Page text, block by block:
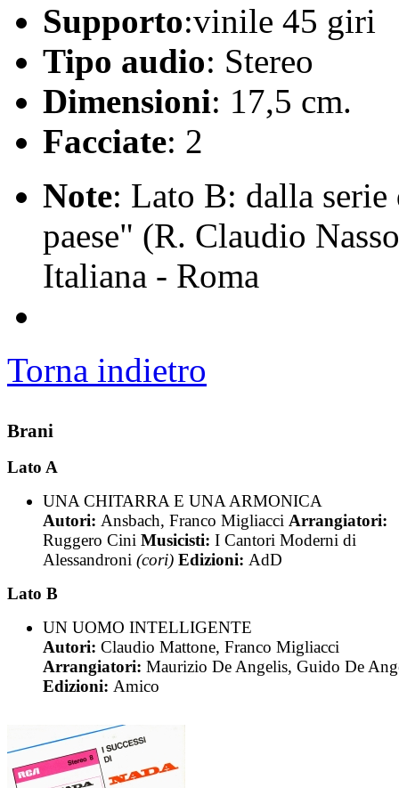
Supporto:vinile 45 giri
Tipo audio: Stereo
Dimensioni: 17,5 cm.
Facciate: 2
Note: Lato B: dalla
paese" (R. Claudio
Italiana - Roma
Torna indietro
Brani
Lato A
UNA CHITARRA E UNA ARMONICA
Autori: Ansbach, Franco Migliacci Arrangiatori:
Ruggero Cini Musicisti: I Cantori Moderni di
Alessandroni (cori) Edizioni: AdD
Lato B
UN UOMO INTELLIGENTE
Autori: Claudio Mattone, Franco Migliacci
Arrangiatori: Maurizio De Angelis, Guido De
Edizioni: Amico